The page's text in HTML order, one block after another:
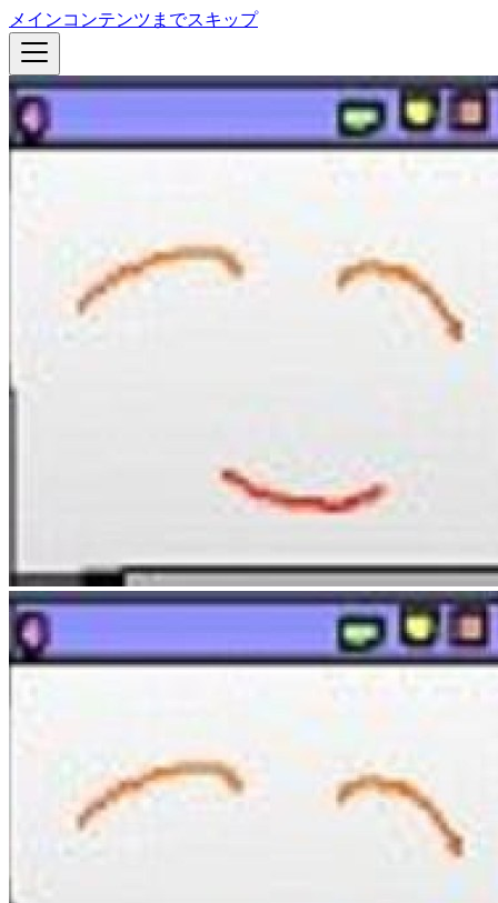
メインコンテンツまでスキップ